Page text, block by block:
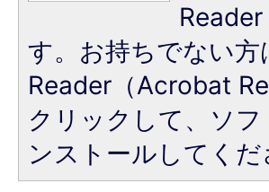
す。お持ちでない
Reader（Acrobat
クリックして、ソ
ンストールしてくだ